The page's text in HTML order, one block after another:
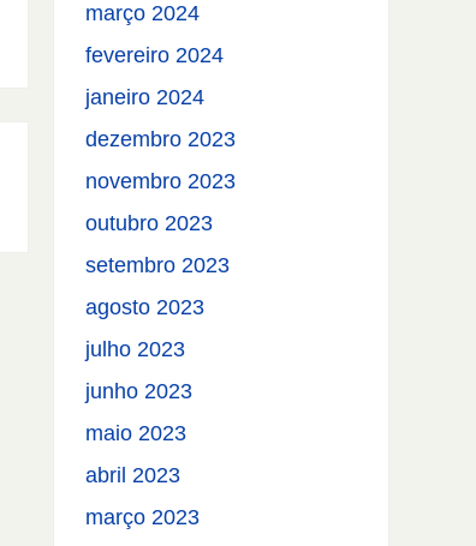
março 2024
fevereiro 2024
janeiro 2024
dezembro 2023
novembro 2023
outubro 2023
setembro 2023
agosto 2023
julho 2023
junho 2023
maio 2023
abril 2023
março 2023